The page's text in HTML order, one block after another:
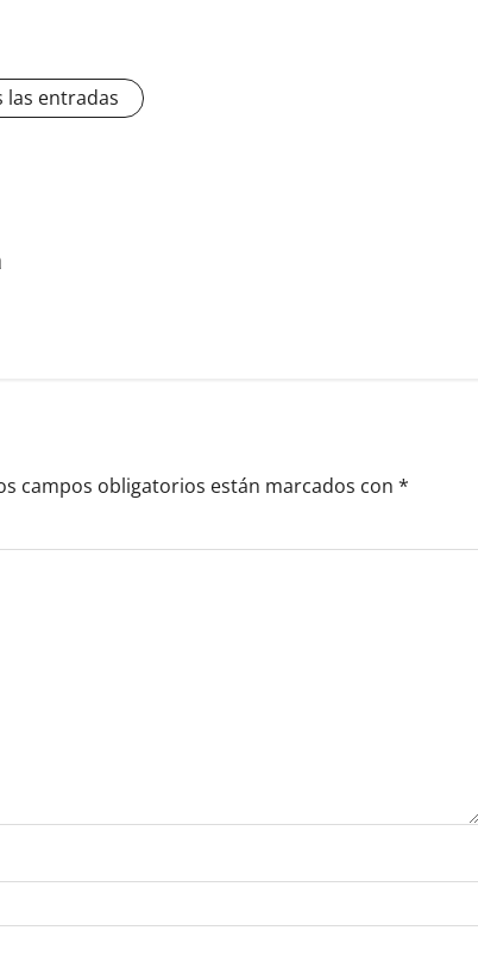
las entradas
campos obligatorios están marcados con *